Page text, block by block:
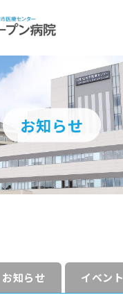
お知らせ
お知らせ イベント